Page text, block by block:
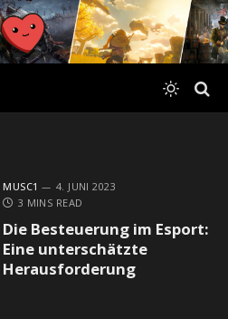
MUSC1
4. JUNI 2023
3 MINS READ
Die Besteuerung im Esport:
Eine unterschätzte
Herausforderung